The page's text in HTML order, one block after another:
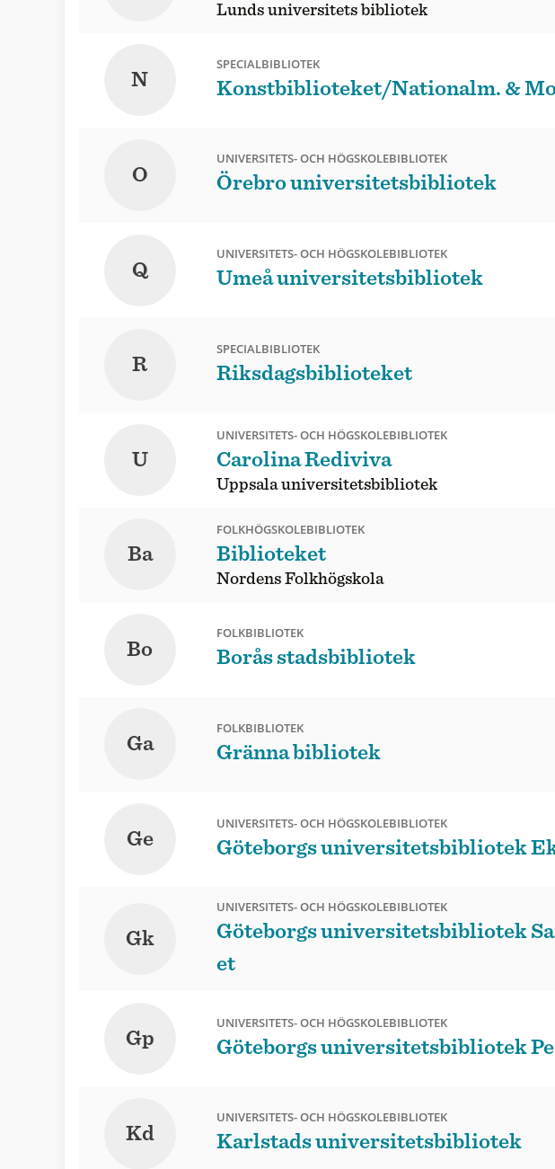
Lunds universitets bibliotek
N
SPECIALBIBLIOTEK
Konstbiblioteket/Nationalm. &
O
UNIVERSITETS- OCH HÖGSKOLEBIBLIOTEK
Örebro universitetsbibliotek
Q
UNIVERSITETS- OCH HÖGSKOLEBIBLIOTEK
Umeå universitetsbibliotek
R
SPECIALBIBLIOTEK
Riksdagsbiblioteket
U
UNIVERSITETS- OCH HÖGSKOLEBIBLIOTEK
Carolina Rediviva
Uppsala universitetsbibliotek
Ba
FOLKHÖGSKOLEBIBLIOTEK
Biblioteket
Nordens Folkhögskola
Bo
FOLKBIBLIOTEK
Borås stadsbibliotek
Ga
FOLKBIBLIOTEK
Gränna bibliotek
Ge
UNIVERSITETS- OCH HÖGSKOLEBIBLIOTEK
Göteborgs universitetsbibliotek
Gk
UNIVERSITETS- OCH HÖGSKOLEBIBLIOTEK
Göteborgs universitetsbibliotek
et
Gp
UNIVERSITETS- OCH HÖGSKOLEBIBLIOTEK
Göteborgs universitetsbibliotek
Kd
UNIVERSITETS- OCH HÖGSKOLEBIBLIOTEK
Karlstads universitetsbibliotek